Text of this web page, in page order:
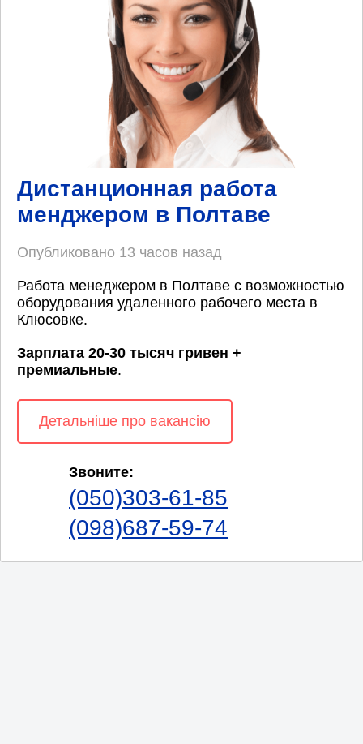
Дистанционная работа
менджером в Полтаве
Опубликовано 13 часов назад
Работа менеджером в Полтаве с возможностью
оборудования удаленного рабочего места в
Клюсовке.
Зарплата 20-30 тысяч гривен +
премиальные.
Детальніше про вакансію
Звоните:
(050)303-61-85
(098)687-59-74